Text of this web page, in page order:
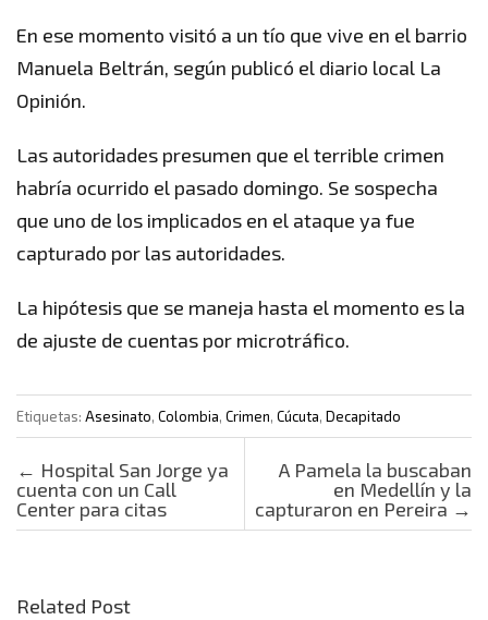
En ese momento visitó a un tío que vive en el barrio
Manuela Beltrán, según publicó el diario local La
Opinión.
Las autoridades presumen que el terrible crimen
habría ocurrido el pasado domingo. Se sospecha
que uno de los implicados en el ataque ya fue
capturado por las autoridades.
La hipótesis que se maneja hasta el momento es la
de ajuste de cuentas por microtráfico.
Etiquetas: Asesinato, Colombia, Crimen, Cúcuta, Decapitado
Post navigation
← Hospital San Jorge ya
cuenta con un Call
Center para citas
A Pamela la buscaban
en Medellín y la
capturaron en Pereira →
Related Post